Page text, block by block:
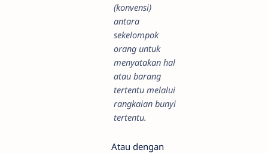
(konvensi)
antara
sekelompok
orang untuk
menyatakan hal
atau barang
tertentu melalui
rangkaian bunyi
tertentu.
Atau dengan